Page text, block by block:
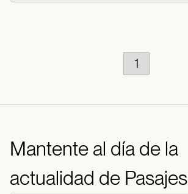
1
Mantente al día de la
actualidad de Pasajes